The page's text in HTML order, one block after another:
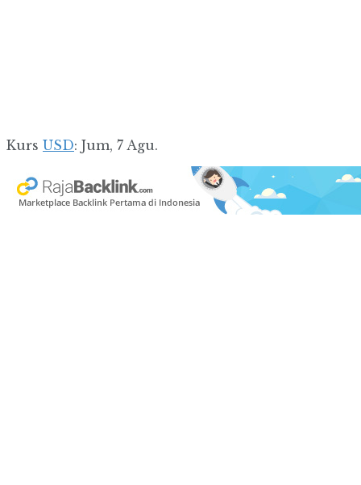
Kurs USD: Jum, 7 Agu.